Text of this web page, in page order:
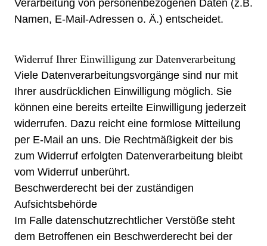
Verarbeitung von personenbezogenen Daten (z.B.
Namen, E-Mail-Adressen o. Ä.) entscheidet.
Widerruf Ihrer Einwilligung zur Datenverarbeitung
Viele Datenverarbeitungsvorgänge sind nur mit
Ihrer ausdrücklichen Einwilligung möglich. Sie
können eine bereits erteilte Einwilligung jederzeit
widerrufen. Dazu reicht eine formlose Mitteilung
per E-Mail an uns. Die Rechtmäßigkeit der bis
zum Widerruf erfolgten Datenverarbeitung bleibt
vom Widerruf unberührt.
Beschwerderecht bei der zuständigen
Aufsichtsbehörde
Im Falle datenschutzrechtlicher Verstöße steht
dem Betroffenen ein Beschwerderecht bei der